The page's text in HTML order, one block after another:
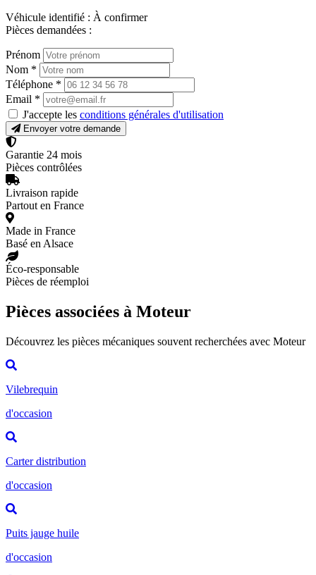
Véhicule identifié : À confirmer
Pièces demandées :
Prénom
Nom *
Téléphone *
Email *
J'accepte les conditions générales d'utilisation
Envoyer votre demande
Garantie 24 mois
Pièces contrôlées
Livraison rapide
Partout en France
Made in France
Basé en Alsace
Éco-responsable
Pièces de réemploi
Pièces associées à Moteur
Découvrez les pièces mécaniques souvent recherchées avec Moteur
Vilebrequin
d'occasion
Carter distribution
d'occasion
Puits jauge huile
d'occasion